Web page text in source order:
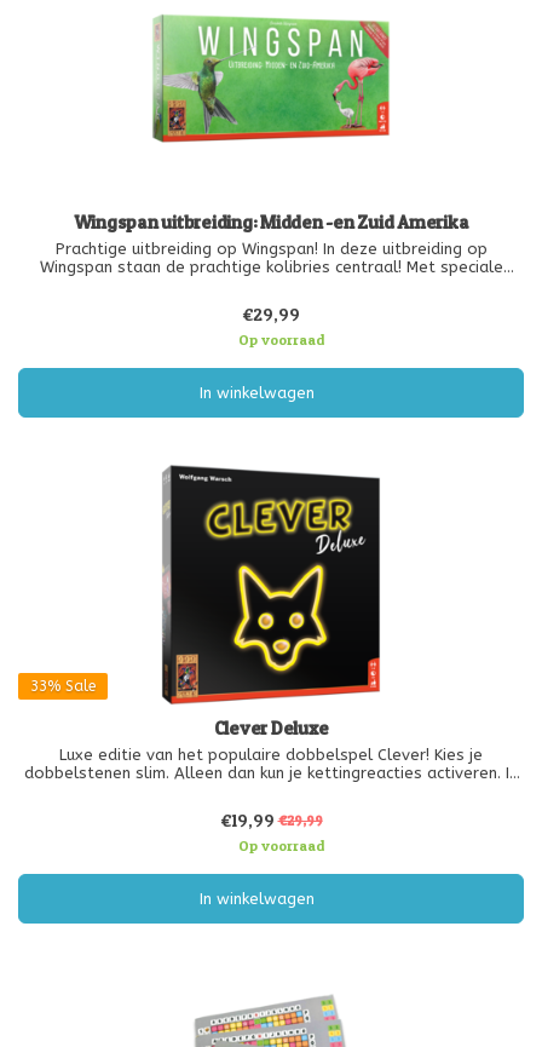
Wingspan uitbreiding: Midden -en Zuid Amerika
Prachtige uitbreiding op Wingspan! In deze uitbreiding op
Wingspan staan de prachtige kolibries centraal! Met speciale
spanwijdte va
€29,99
Op voorraad
In winkelwagen
33% Sale
Clever Deluxe
Luxe editie van het populaire dobbelspel Clever! Kies je
dobbelstenen slim. Alleen dan kun je kettingreacties activeren. In
een
€19,99 €29,99
Op voorraad
In winkelwagen